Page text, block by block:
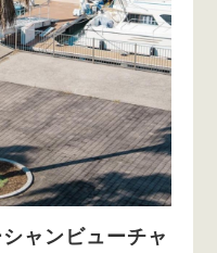
ャンビューチャ